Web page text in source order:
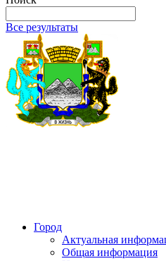
Все результаты
Город
Актуальная
Общая информация